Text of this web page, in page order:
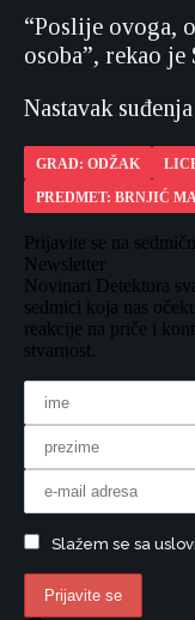
“Poslije ovoga,
osoba”, rekao je
Nastavak
GRAD: ODŽAK
PREDMET: BRNJIĆ
Prijavite se na
Newsletter
Novinari Detektora
sedmici koja nas
reakcije na priče i
stvarnost.
Slažem se sa